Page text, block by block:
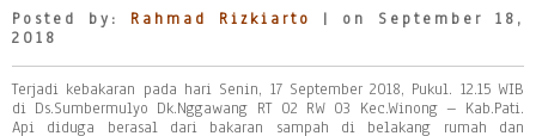
Posted by: Rahmad Rizkiarto
| on September 18,
2018
Terjadi kebakaran pada hari Senin, 17 September 2018, Pukul. 12.15 WIB
di Ds.Sumbermulyo Dk.Nggawang RT 02 RW 03 Kec.Winong – Kab.Pati.
Api diduga berasal dari bakaran sampah di belakang rumah dan